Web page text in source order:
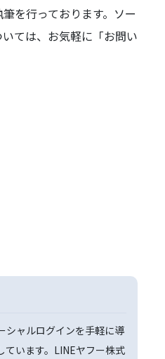
を行っております。ソー
ては、お気軽に「お問い
シャルログインを手軽に導
ています。LINEヤフー株式